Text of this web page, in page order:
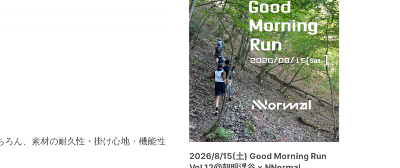
ん、素材の耐久性・掛け心地・機能性
2026/8/15(土) Good Morning Run